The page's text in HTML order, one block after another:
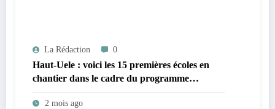
La Rédaction 0
Haut-Uele : voici les 15 premières écoles en
chantier dans le cadre du programme
provincial de modernisation scolaire
2 mois ago